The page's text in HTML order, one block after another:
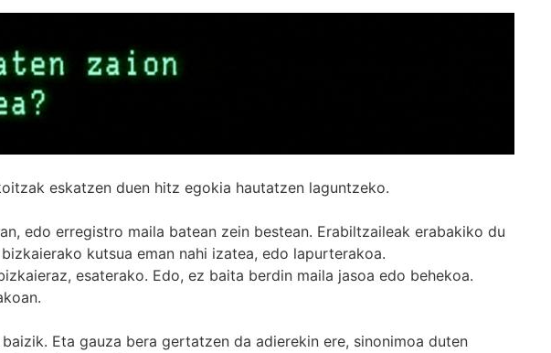
eskatzen duen hitz egokia hautatzen laguntzeko.
edo erregistro maila batean zein bestean. Erabiltzaileak erabakiko du
kutsua eman nahi izatea, edo lapurterakoa.
esaterako. Edo, ez baita berdin maila jasoa edo behekoa.
Eta gauza bera gertatzen da adierekin ere, sinonimoa duten